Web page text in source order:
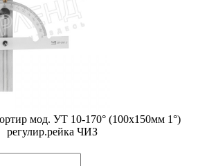
мод. УТ 10-170° (100x150мм 1°)
регулир.рейка ЧИЗ